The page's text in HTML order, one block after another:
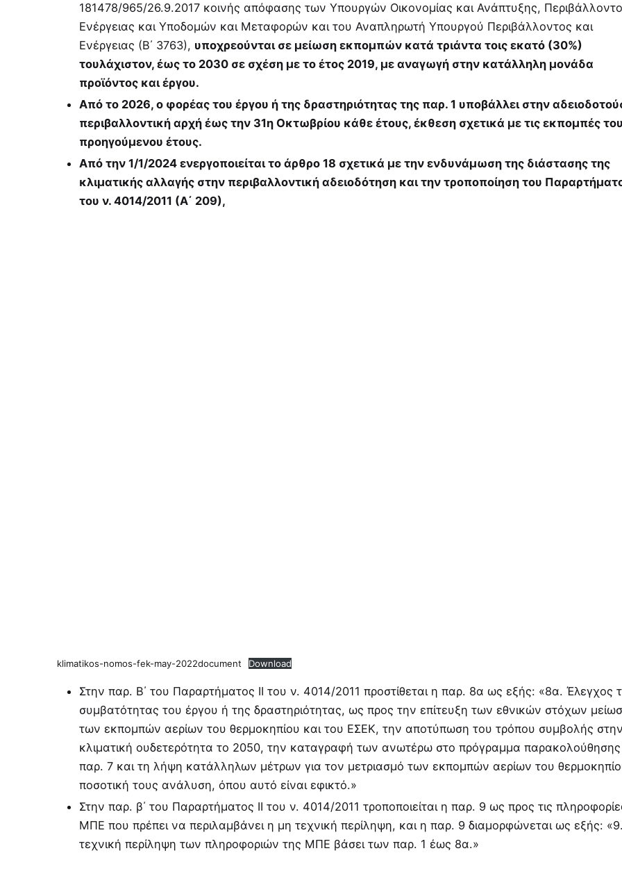
181478/965/26.9.2017 κοινής απόφασης των Υπουργών Οικονοµίας και Ανάπτυξης,
Ενέργειας και Υποδοµών και Μεταφορών και του Αναπληρωτή Υπουργού Περιβάλλοντος και
Ενέργειας (Β΄ 3763), υποχρεούνται σε µείωση εκποµπών κατά τριάντα τοις εκατό (30%)
τουλάχιστον, έως το 2030 σε σχέση µε το έτος 2019, µε αναγωγή στην κατάλληλη µονάδα
προϊόντος και έργου.
Από το 2026, ο φορέας του έργου ή της δραστηριότητας της παρ. 1 υποβάλλει στην
περιβαλλοντική αρχή έως την 31η Οκτωβρίου κάθε έτους, έκθεση σχετικά µε τις εκποµπές του
προηγούµενου έτους.
Από την 1/1/2024 ενεργοποιείται το άρθρο 18 σχετικά µε την ενδυνάµωση της διάστασης της
κλιµατικής αλλαγής στην περιβαλλοντική αδειοδότηση και την τροποποίηση του
του ν. 4014/2011 (Α΄ 209),
klimatikos-nomos-fek-may-2022document Download
Στην παρ. Β΄ του Παραρτήµατος ΙΙ του ν. 4014/2011 προστίθεται η παρ. 8α ως εξής: «8α. Έλεγχος
συµβατότητας του έργου ή της δραστηριότητας, ως προς την επίτευξη των εθνικών στόχων
των εκποµπών αερίων του θερµοκηπίου και του ΕΣΕΚ, την αποτύπωση του τρόπου συµβολής στην
κλιµατική ουδετερότητα το 2050, την καταγραφή των ανωτέρω στο πρόγραµµα παρακολούθησης
παρ. 7 και τη λήψη κατάλληλων µέτρων για τον µετριασµό των εκποµπών αερίων του
ποσοτική τους ανάλυση, όπου αυτό είναι εφικτό.»
Στην παρ. β΄ του Παραρτήµατος ΙΙ του ν. 4014/2011 τροποποιείται η παρ. 9 ως προς τις
ΜΠΕ που πρέπει να περιλαµβάνει η µη τεχνική περίληψη, και η παρ. 9 διαµορφώνεται ως εξής:
τεχνική περίληψη των πληροφοριών της ΜΠΕ βάσει των παρ. 1 έως 8α.»